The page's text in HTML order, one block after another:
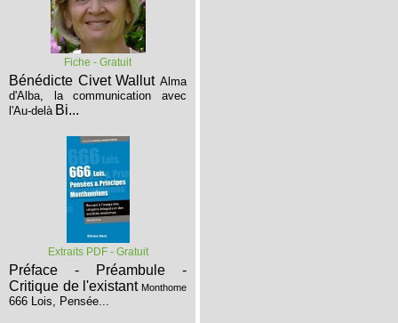
Fiche - Gratuit
Bénédicte Civet Wallut Alma
d'Alba, la communication avec
l'Au-delà Bi...
Extraits PDF - Gratuit
Préface - Préambule -
Critique de l'existant Monthome
666 Lois, Pensée...